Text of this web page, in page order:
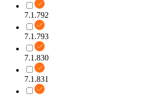
7.1.792
7.1.793
7.1.830
7.1.831